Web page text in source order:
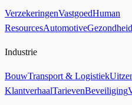
VerzekeringenVastgoedHuman
ResourcesAutomotive
Industrie
BouwTransport & Logistiek
KlantverhaalTarievenBeveiliging